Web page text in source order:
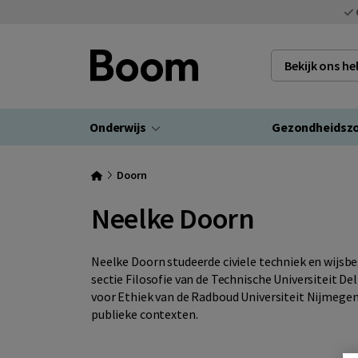
Bekijk ons
Onderwijs
Doorn
Neelke Doorn
Neelke Doorn studeerde civiele techniek en
sectie Filosofie van de Technische Universiteit
voor Ethiek van de Radboud Universiteit
publieke contexten.